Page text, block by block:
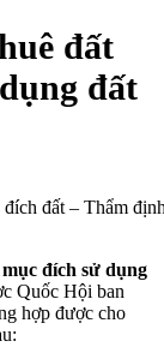
đất
đất
đất – Thẩm
đích sử dụng
Quốc Hội ban
hợp được cho